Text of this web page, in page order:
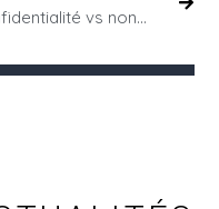
Confidentialité vs non-concurrence : comment rédiger des clauses efficaces ?